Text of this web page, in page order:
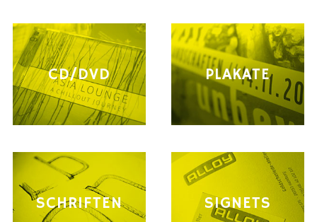
CD/DVD PLAKATE
SCHRIFTEN SIGNETS